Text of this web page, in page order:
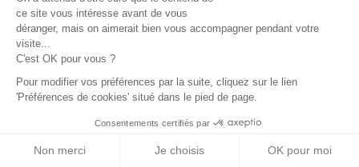
ce site vous intéresse avant de vous
déranger, mais on aimerait bien vous accompagner pendant votre
visite...
C'est OK pour vous ?
Pour modifier vos préférences par la suite, cliquez sur le lien
'Préférences de cookies' situé dans le pied de page.
Consentements certifiés par
Non merci Je choisis OK pour moi
engagement trois Concepteurs et recevez en quelques
jours leur proposition d'accompagnement.